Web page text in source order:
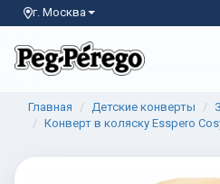
г. Москва
Главная Детские конверты
Конверт в коляску Esspero